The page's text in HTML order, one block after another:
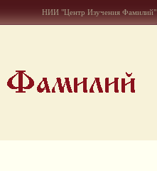
НИИ "Центр Изучения Фамилий"